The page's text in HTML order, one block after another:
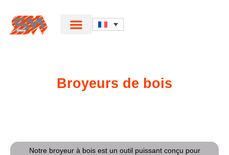
Broyeurs de bois
Notre broyeur à bois est un outil puissant conçu pour